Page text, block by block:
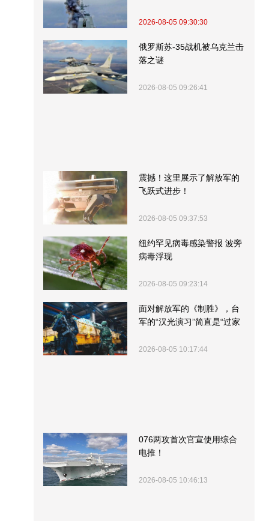
2026-08-05 09:30:30
俄罗斯苏-35战机被乌克兰击
落之谜
2026-08-05 09:26:41
震撼！这里展示了解放军的
飞跃式进步！
2026-08-05 09:37:53
纽约罕见病毒感染警报 波旁
病毒浮现
2026-08-05 09:23:14
面对解放军的《制胜》，台
军的“汉光演习”简直是“过家
2026-08-05 10:17:44
076两攻首次官宣使用综合
电推！
2026-08-05 10:46:13